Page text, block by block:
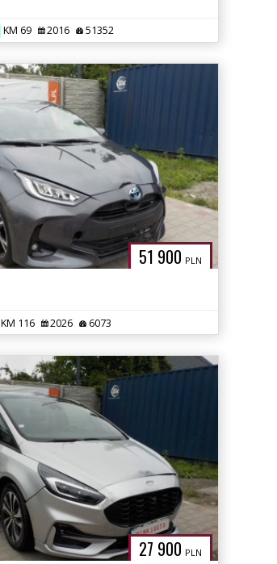
KM 69 2016 51352
51 900 PLN
KM 116 2026 6073
27 900 PLN